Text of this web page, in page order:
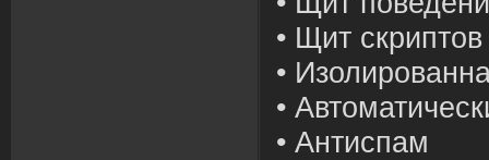
• Щит скриптов
•
•
• Антиспам